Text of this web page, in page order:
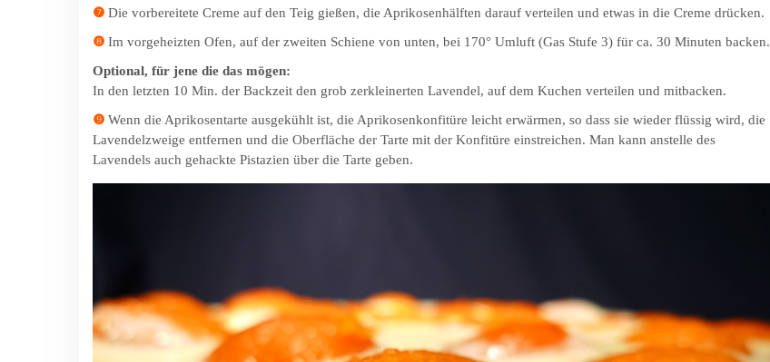
❼ Die vorbereitete Creme auf den Teig gießen, die Aprikosenhälften darauf verteilen und etwas in die Creme drücken.
❽ Im vorgeheizten Ofen, auf der zweiten Schiene von unten, bei 170° Umluft (Gas Stufe 3) für ca. 30 Minuten backen.
Optional, für jene die das mögen:
In den letzten 10 Min. der Backzeit den grob zerkleinerten Lavendel, auf dem Kuchen verteilen und mitbacken.
❾ Wenn die Aprikosentarte ausgekühlt ist, die Aprikosenkonfitüre leicht erwärmen, so dass sie wieder flüssig wird, die
Lavendelzweige entfernen und die Oberfläche der Tarte mit der Konfitüre einstreichen. Man kann anstelle des
Lavendels auch gehackte Pistazien über die Tarte geben.